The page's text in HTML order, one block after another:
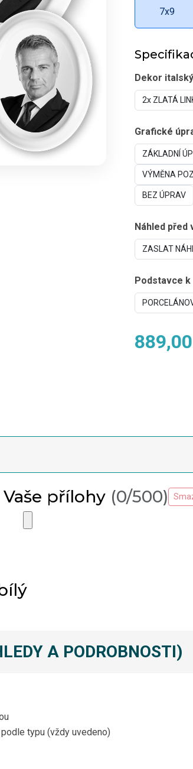
7x9
Dekor
2x ZLATÁ
Grafické
ZÁKLADNÍ
VÝMĚNA
BEZ ÚPRAV
Náhled před
ZASLAT
Podstavce k
Vaše přílohy (0/500)
A PODROBNOSTI)
typu (vždy uvedeno)